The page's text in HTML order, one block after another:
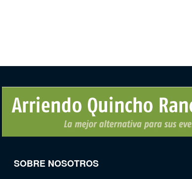
SOBRE NOSOTROS